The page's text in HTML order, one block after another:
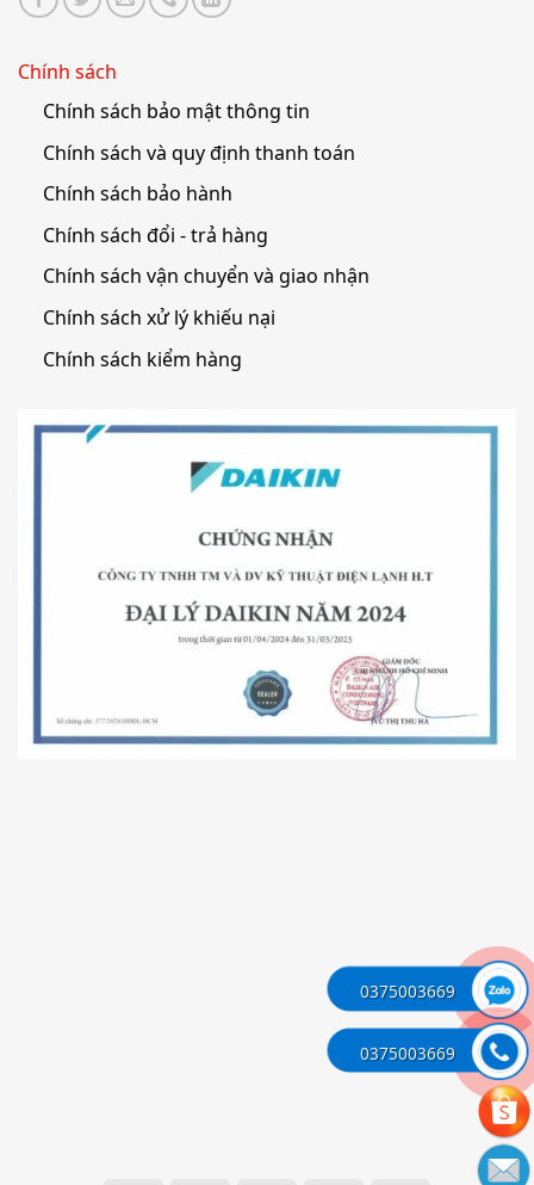
0375003669
0375003669
Chính sách
Chính sách bảo mật thông tin
Chính sách và quy định thanh toán
Chính sách bảo hành
Chính sách đổi - trả hàng
Chính sách vận chuyển và giao nhận
Chính sách xử lý khiếu nại
Chính sách kiểm hàng